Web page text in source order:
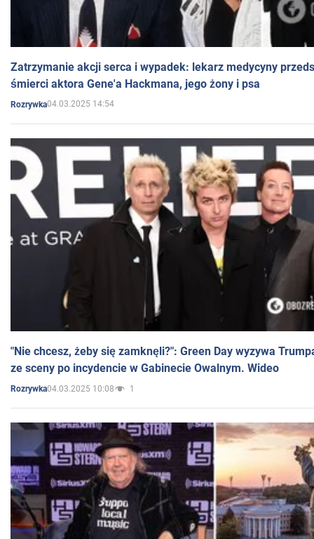
Zatrzymanie akcji serca i wypadek: lekarz medycyny
śmierci aktora Gene'a Hackmana, jego żony i psa
Rozrywka04.03.2025 14:54
"Nie chcesz, żeby się zamknęli?": Green Day wyzywa
ze sceny po incydencie w Gabinecie Owalnym. Wideo
Rozrywka04.03.2025 10:08 1